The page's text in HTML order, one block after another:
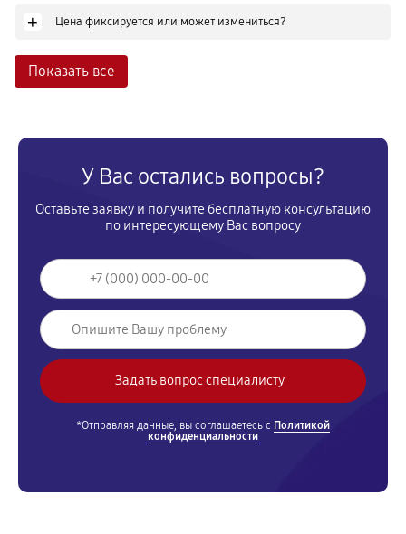
+ Цена фиксируется или может измениться?
Показать все
У Вас остались вопросы?
Оставьте заявку и получите бесплатную консультацию
по интересующему Вас вопросу
*Отправляя данные, вы соглашаетесь с Политикой
конфиденциальности